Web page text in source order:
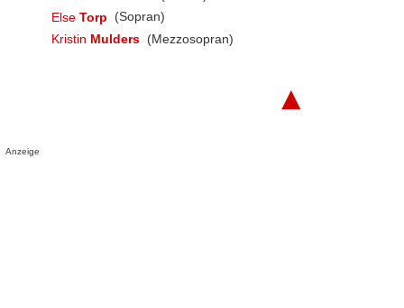
Else Torp
(Sopran)
Kristin Mulders (Mezzosopran)
▲
Anzeige